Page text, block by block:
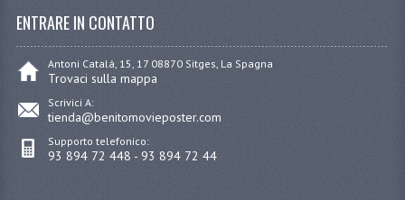
ENTRARE IN CONTATTO
Antoni Catalá, 15, 17 08870 Sitges, La Spagna
Trovaci sulla mappa
Scrivici A:
tienda@benitomovieposter.com
Supporto telefonico:
93 894 72 448 - 93 894 72 44